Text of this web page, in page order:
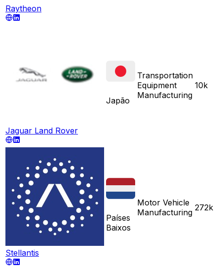
Raytheon
Jaguar Land Rover
Japão
Transportation
Equipment
Manufacturing
10k
Stellantis
Países
Baixos
Motor Vehicle
Manufacturing 272k